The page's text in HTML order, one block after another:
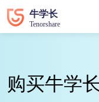
购买牛学